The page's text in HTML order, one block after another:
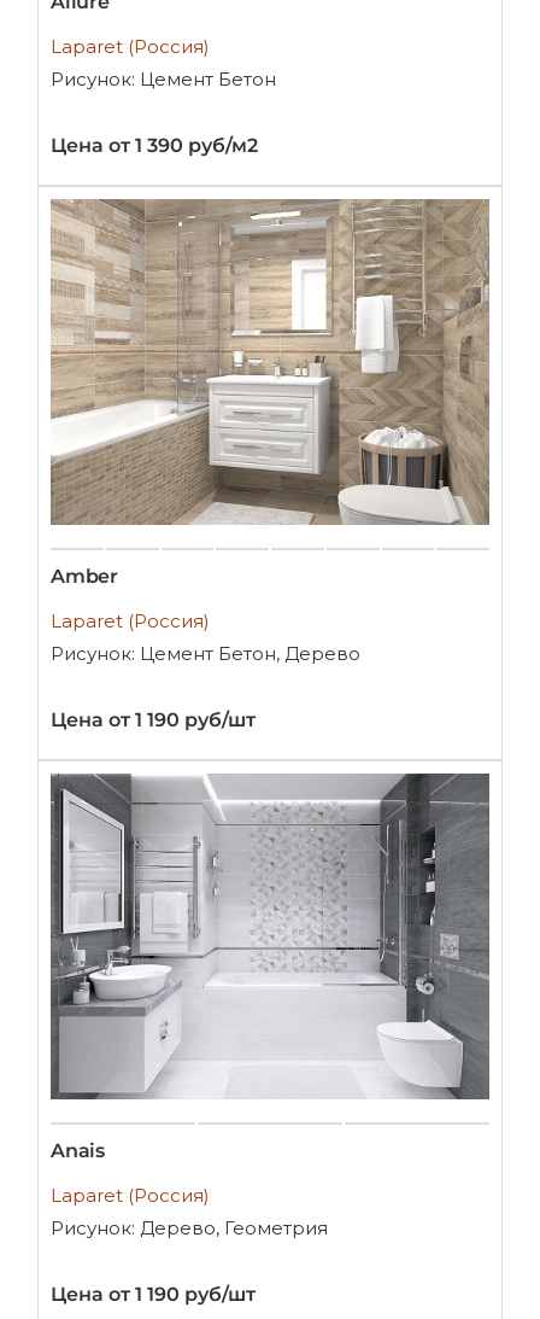
Laparet (Россия)
Рисунок: Цемент Бетон
Цена от 1 390 руб/м2
Amber
Laparet (Россия)
Рисунок: Цемент Бетон, Дерево
Цена от 1 190 руб/шт
Anais
Laparet (Россия)
Рисунок: Дерево, Геометрия
Цена от 1 190 руб/шт